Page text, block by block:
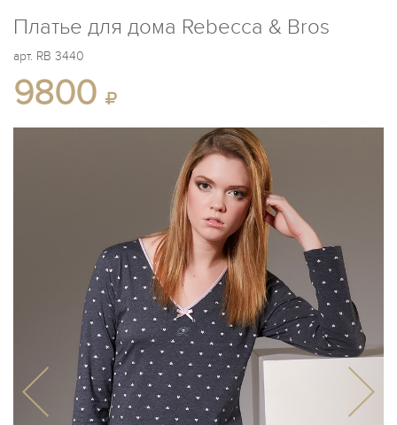
Платье для дома Rebecca & Bros
арт. RB 3440
9800